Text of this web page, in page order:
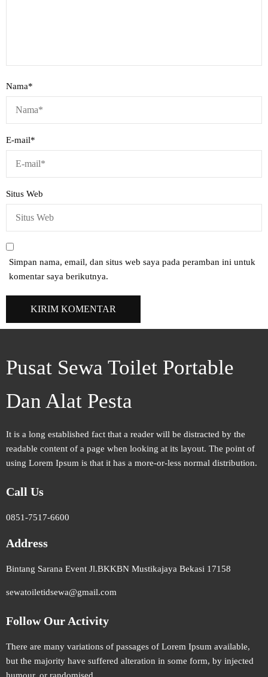
Nama*
E-mail*
Situs Web
Simpan nama, email, dan situs web saya pada peramban ini untuk
komentar saya berikutnya.
Pusat Sewa Toilet Portable
Dan Alat Pesta
It is a long established fact that a reader will be distracted by the
readable content of a page when looking at its layout. The point of
using Lorem Ipsum is that it has a more-or-less normal distribution.
Call Us
0851-7517-6600
Address
Bintang Sarana Event Jl.BKKBN Mustikajaya Bekasi 17158
sewatoiletidsewa@gmail.com
Follow Our Activity
There are many variations of passages of Lorem Ipsum available,
but the majority have suffered alteration in some form, by injected
humour, or randomised